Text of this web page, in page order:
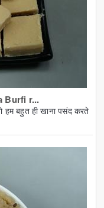
Burfi r...
हम बहुत ही खाना पसंद करते